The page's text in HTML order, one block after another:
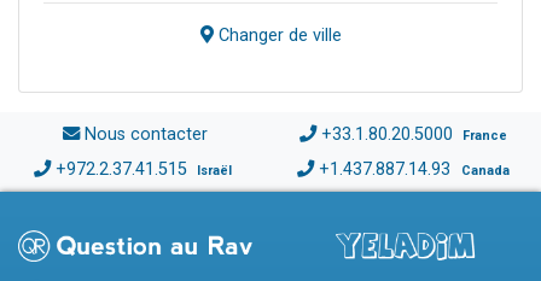
Changer de ville
Nous contacter +33.1.80.20.5000 France
+972.2.37.41.515 Israël +1.437.887.14.93 Canada